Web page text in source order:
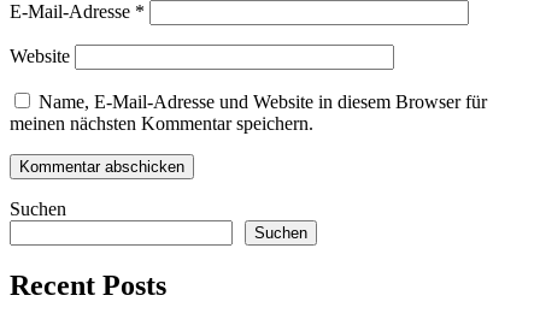
E-Mail-Adresse *
Website
Name, E-Mail-Adresse und Website in diesem Browser für
meinen nächsten Kommentar speichern.
Suchen
Suchen
Recent Posts